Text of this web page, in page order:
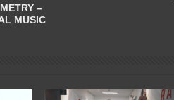
–
MUSIC